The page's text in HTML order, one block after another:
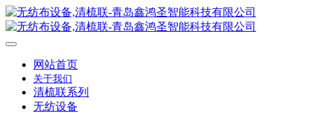
网站首页
关于我们
清梳联系列
无纺设备